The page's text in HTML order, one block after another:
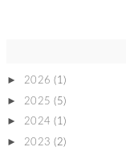
► 2026 (1)
► 2025 (5)
► 2024 (1)
► 2023 (2)